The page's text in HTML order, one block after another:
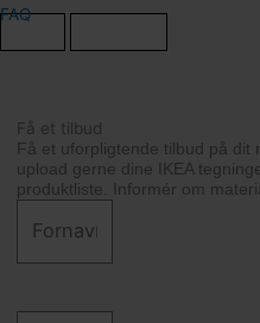
FAQ
Få et tilbud
Få et uforpligtende tilbud på dit
upload gerne dine IKEA
produktliste. Informér om